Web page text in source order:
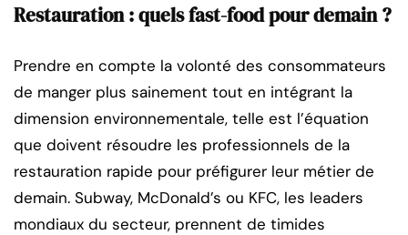
Restauration : quels fast-food pour demain ?
Prendre en compte la volonté des consommateurs
de manger plus sainement tout en intégrant la
dimension environnementale, telle est l’équation
que doivent résoudre les professionnels de la
restauration rapide pour préfigurer leur métier de
demain. Subway, McDonald’s ou KFC, les leaders
mondiaux du secteur, prennent de timides